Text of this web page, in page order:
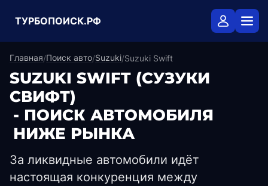
ТУРБОПОИСК.РФ
Главная/Поиск авто/Suzuki/Suzuki Swift
SUZUKI SWIFT (СУЗУКИ
СВИФТ)
- ПОИСК АВТОМОБИЛЯ
НИЖЕ РЫНКА
За ликвидные автомобили идёт
настоящая конкуренция между